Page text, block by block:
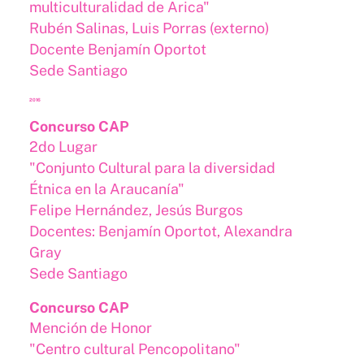
multiculturalidad de Arica"
Rubén Salinas, Luis Porras (externo)
Docente Benjamín Oportot
Sede Santiago
2016
Concurso CAP
2do Lugar
"Conjunto Cultural para la diversidad
Étnica en la Araucanía"
Felipe Hernández, Jesús Burgos
Docentes: Benjamín Oportot, Alexandra
Gray
Sede Santiago
Concurso CAP
Mención de Honor
"Centro cultural Pencopolitano"